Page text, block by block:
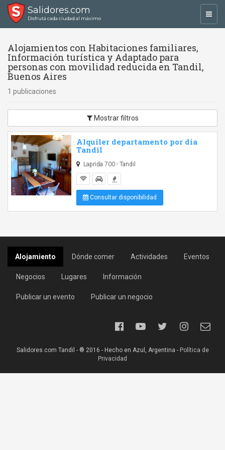
Salidores.com
Disfrutá cada ciudad al máximo
Alojamientos con Habitaciones familiares,
Información turística y Adaptado para
personas con movilidad reducida en Tandil,
Buenos Aires
1 publicaciones
Mostrar filtros
Alquiler departamento por dia
Tandil
Laprida 700 - Tandil
Consultar disponibilidad
Alojamiento Dónde comer Actividades Eventos
Negocios Lugares Información
Publicar un evento Publicar un negocio
Salidores.com Tandil - ® 2016 - Hecho en Azul, Argentina - Política de
Privacidad